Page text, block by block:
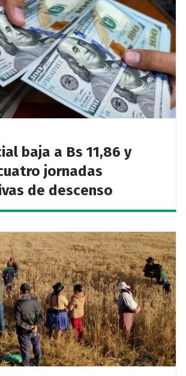
baja a Bs 11,86 y
jornadas
de descenso